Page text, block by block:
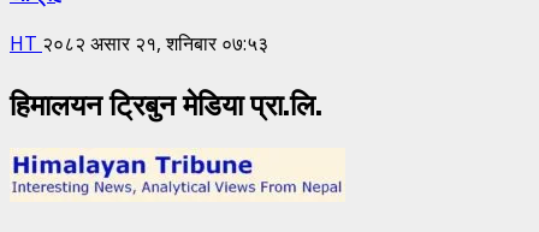
HT २०८२ असार २१, शनिबार ०७:५३
हिमालयन ट्रिबुन मेडिया प्रा.लि.